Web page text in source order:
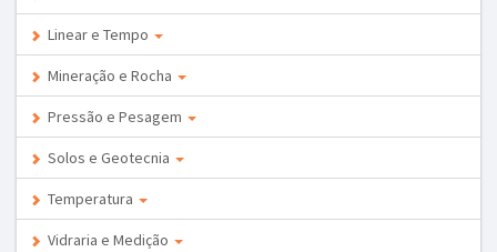
Linear e Tempo
Mineração e Rocha
Pressão e Pesagem
Solos e Geotecnia
Temperatura
Vidraria e Medição